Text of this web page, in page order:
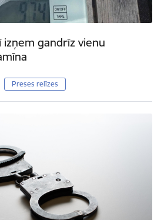
izņem gandrīz vienu
Preses relīzes